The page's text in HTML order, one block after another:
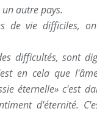
autre pays.
de vie difficiles,
difficultés, sont
en cela que
éternelle» c'est
d'éternité.